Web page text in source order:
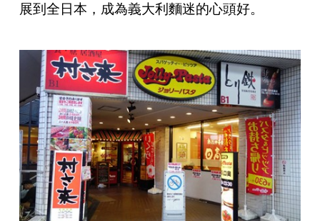
展到全日本，成為義大利麵迷的心頭好。